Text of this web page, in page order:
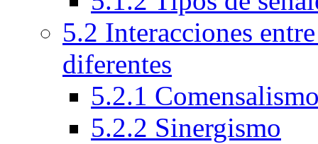
5.2 Interacciones
diferentes
5.2.1
5.2.2 Sinergismo